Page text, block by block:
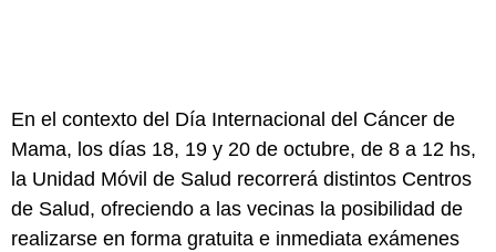
En el contexto del Día Internacional del Cáncer de
Mama, los días 18, 19 y 20 de octubre, de 8 a 12 hs,
la Unidad Móvil de Salud recorrerá distintos Centros
de Salud, ofreciendo a las vecinas la posibilidad de
realizarse en forma gratuita e inmediata exámenes